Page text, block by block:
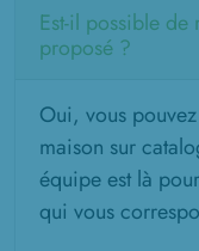
Est-il possible
proposé ?
Oui, vous
maison sur
équipe est là
qui vous